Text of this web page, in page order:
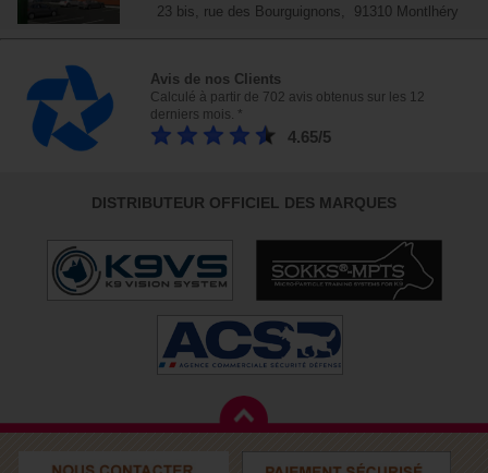
23 bis, rue des Bourguignons, 91310 Montlhéry
Avis de nos Clients
Calculé à partir de 702 avis obtenus sur les 12
derniers mois. *
4.65/5
DISTRIBUTEUR OFFICIEL DES MARQUES